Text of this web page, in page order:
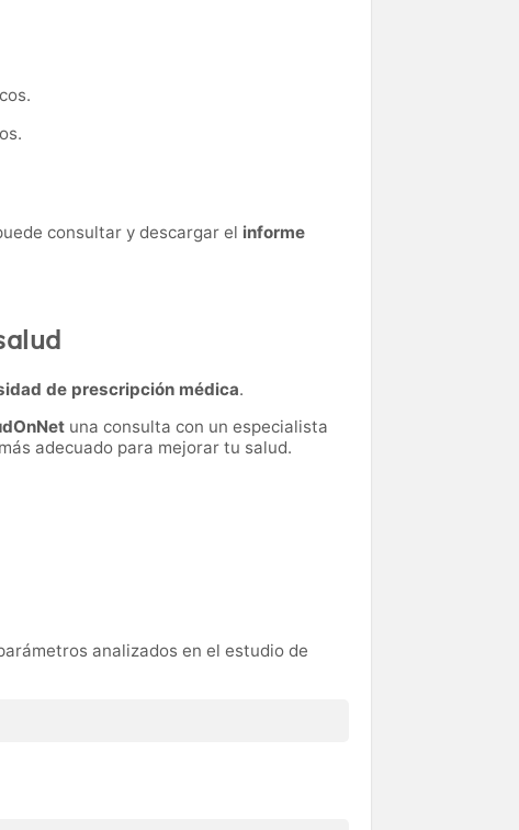
consultar y descargar el informe
de prescripción médica.
una consulta con un especialista
adecuado para mejorar tu salud.
analizados en el estudio de